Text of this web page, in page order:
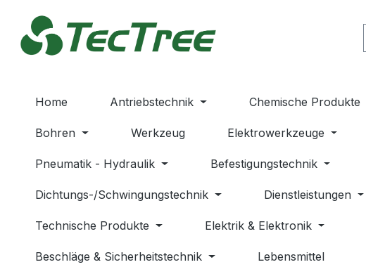
Hauptinhalt springen
Zur Suche springen
Zur Hauptnavigation springen
Home Antriebstechnik Chemische Produkte
Bohren Werkzeug Elektrowerkzeuge
Pneumatik - Hydraulik Befestigungstechnik
Dichtungs-/Schwingungstechnik Dienstleistungen
Technische Produkte Elektrik & Elektronik
Beschläge & Sicherheitstechnik Lebensmittel